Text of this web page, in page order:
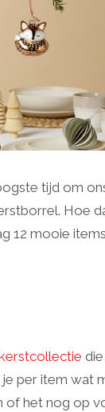
tijd om
Hoe
12 mooie
per item wat
of het nog op